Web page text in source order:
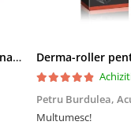
Poster roluit din hartie Leonardo Da Vinci, Vitruvian Man, vintage, 51x35 cm
Petru Burdulea,
Multumesc!